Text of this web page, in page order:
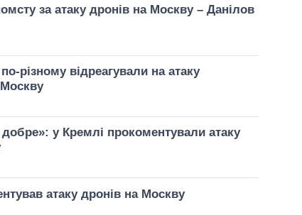
за атаку дронів на Москву – Данілов
різному відреагували на атаку
Москву
у Кремлі прокоментували атаку
атаку дронів на Москву